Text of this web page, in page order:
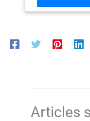
peluche doux,
planche à griffer
Articles